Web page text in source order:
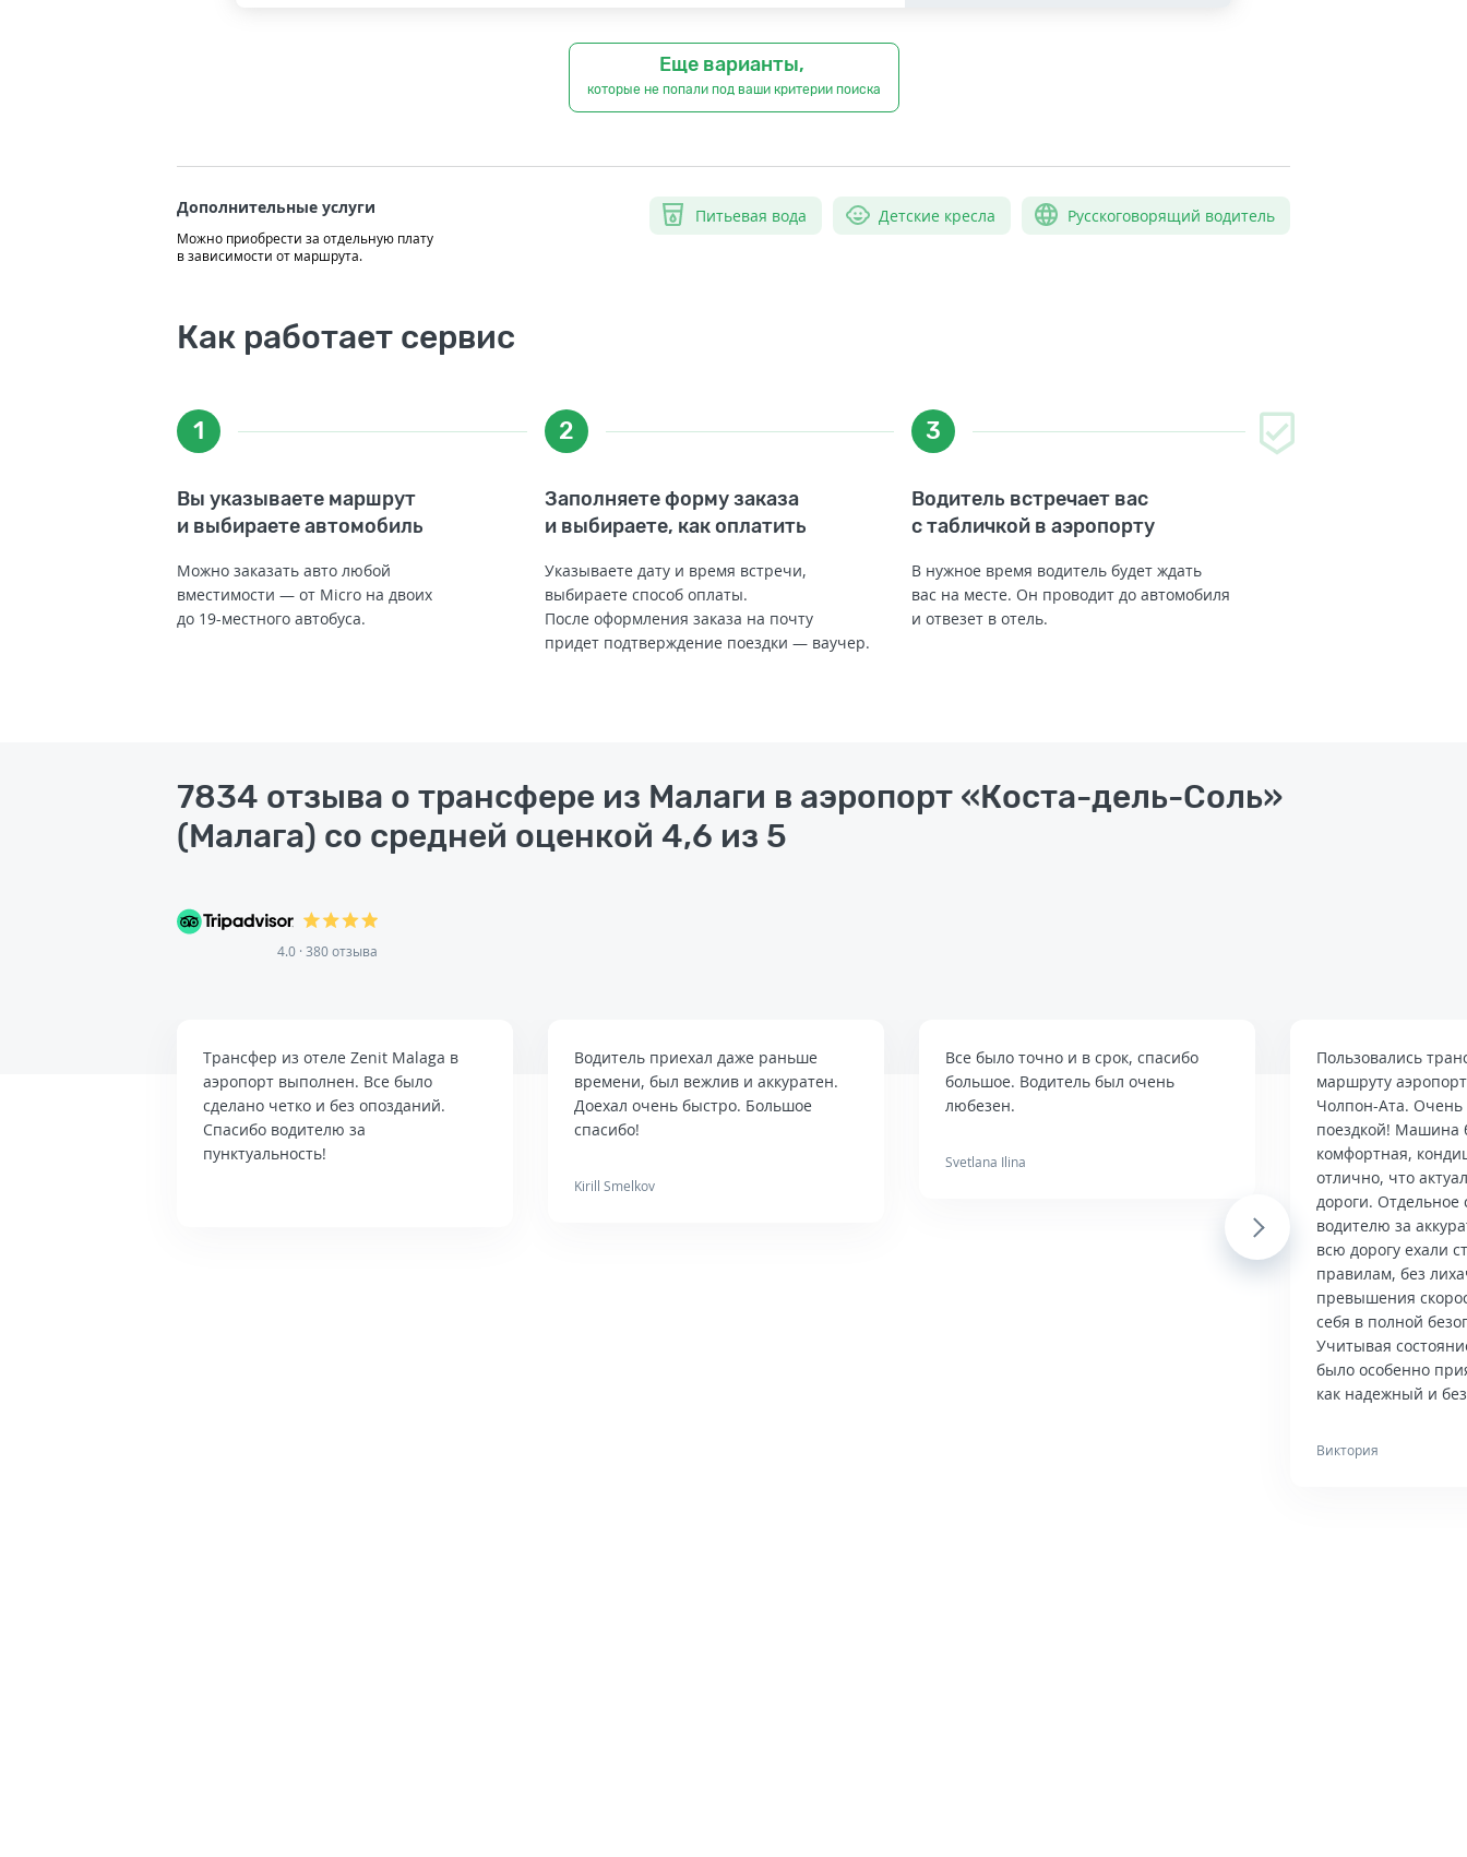
Еще варианты,
которые не попали под ваши критерии поиска
Дополнительные услуги
Можно приобрести за отдельную плату
в зависимости от маршрута.
Питьевая вода Детские кресла Русскоговорящий водитель
Как работает сервис
1
Вы указываете маршрут
и выбираете автомобиль
Можно заказать авто любой
вместимости — от Micro на двоих
до 19-местного автобуса.
2
Заполняете форму заказа
и выбираете, как оплатить
Указываете дату и время встречи,
выбираете способ оплаты.
После оформления заказа на почту
придет подтверждение поездки — ваучер.
3
Водитель встречает вас
с табличкой в аэропорту
В нужное время водитель будет ждать
вас на месте. Он проводит до автомобиля
и отвезет в отель.
7834 отзыва о трансфере из Малаги в аэропорт «Коста-дель-Соль»
(Малага) со средней оценкой 4,6 из 5
4.0 · 380 отзыва
Трансфер из отеле Zenit Malaga в
аэропорт выполнен. Все было
сделано четко и без опозданий.
Спасибо водителю за
пунктуальность!
Водитель приехал даже раньше
времени, был вежлив и аккуратен.
Доехал очень быстро. Большое
спасибо!
Kirill Smelkov
Все было точно и в срок, спасибо
большое. Водитель был очень
любезен.
Svetlana Ilina
Пользовались
маршруту
Чолпон-Ата.
поездкой! Машина
комфортная,
отлично, что
дороги. Отдельное
водителю за
всю дорогу ехали
правилам, без
превышения
себя в полной
Учитывая
было особенно
как надежный и
Виктория
Next